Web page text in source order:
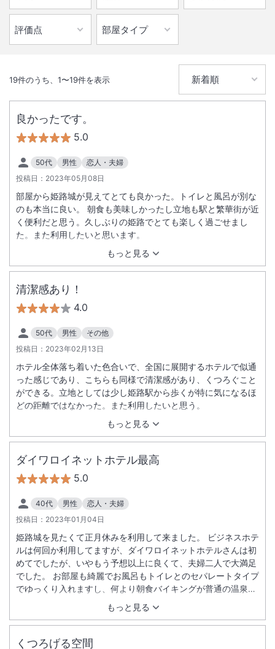
19件のうち、 1〜19件を表示
良かったです。
5.0
50代 男性
恋人・夫婦
投稿日： 2023年05月08日
もっと見る
部屋から姫路城が見えてとても良かった。トイレと風呂が別な
のも本当に良い。 朝食も美味しかったし立地も駅と繁華街が近
く便利だと思う。久しぶりの姫路でとても楽しく過ごせまし
た。また利用したいと思います。
清潔感あり！
4.0
50代 男性
その他
投稿日： 2023年02月13日
もっと見る
ホテル全体落ち着いた色合いで、全国に展開するホテルで似通
った感じであり、こちらも同様で清潔感があり、くつろぐこと
ができる。立地としては少し姫路駅から歩くが特に気になるほ
どの距離ではなかった。また利用したいと思う。
ダイワロイネットホテル最高
5.0
40代 男性
恋人・夫婦
投稿日： 2023年01月04日
もっと見る
姫路城を見たくて正月休みを利用して来ました。 ビジネスホテ
ルは何回か利用してますが、ダイワロイネットホテルさんは初
めてでしたが、いやもう予想以上に良くて、夫婦二人で大満足
でした。 お部屋も綺麗でお風呂もトイレとのセパレートタイプ
でゆっくり入れますし、何より朝食バイキングが普通の温泉宿
と変わらないレベルで、地元料理が豊富でたくさん食べてしま
いました。 駅からも近いし、姫路城も近くて駐車場完備なのが
良い。 また姫路に行くときには必ず利用します！
くつろげる空間